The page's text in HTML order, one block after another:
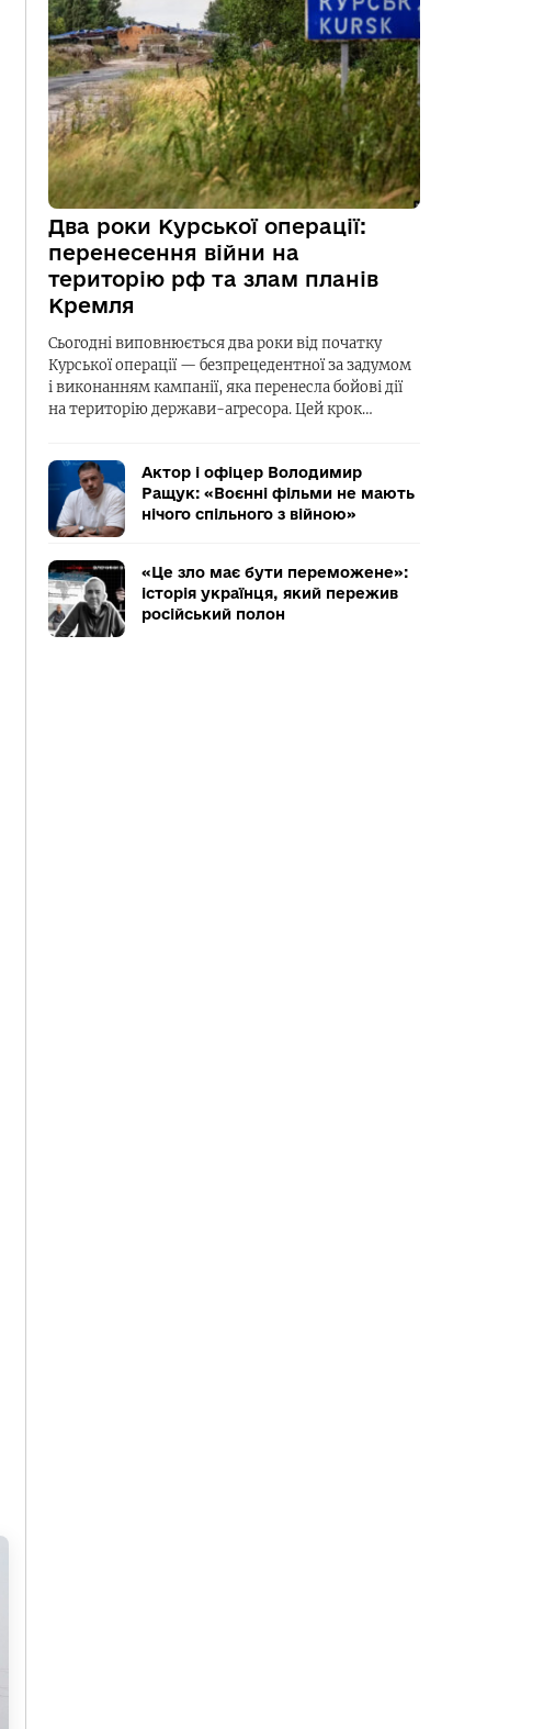
Два роки Курської операції:
перенесення війни на
територію рф та злам планів
Кремля
Сьогодні виповнюється два роки від початку
Курської операції — безпрецедентної за задумом
і виконанням кампанії, яка перенесла бойові дії
на територію держави-агресора. Цей крок…
Актор і офіцер Володимир
Ращук: «Воєнні фільми не мають
нічого спільного з війною»
«Це зло має бути переможене»:
історія українця, який пережив
російський полон